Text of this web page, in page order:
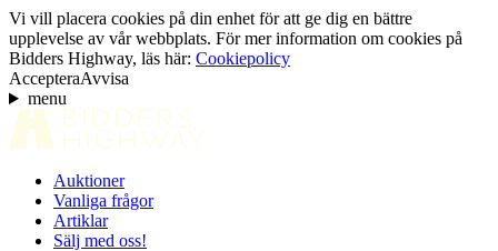
Vi vill placera cookies på din enhet för att ge dig en bättre
upplevelse av vår webbplats. För mer information om cookies på
Bidders Highway, läs här: Cookiepolicy
AccepteraAvvisa
menu
Auktioner
Vanliga frågor
Artiklar
Sälj med oss!